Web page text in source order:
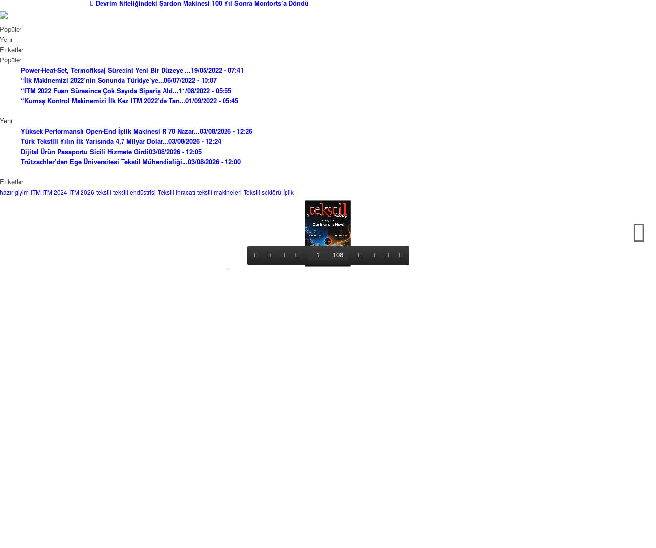
Devrim Niteliğindeki Şardon Makinesi 100 Yıl Sonra Monforts’a Döndü
Popüler
Yeni
Etiketler
Popüler
Power-Heat-Set, Termofiksaj Sürecini Yeni Bir Düzeye ...19/05/2022 - 07:41
“İlk Makinemizi 2022’nin Sonunda Türkiye’ye...06/07/2022 - 10:07
“ITM 2022 Fuarı Süresince Çok Sayıda Sipariş Ald...11/08/2022 - 05:55
“Kumaş Kontrol Makinemizi İlk Kez ITM 2022’de Tan...01/09/2022 - 05:45
Yeni
Yüksek Performanslı Open-End İplik Makinesi R 70 Nazar...03/08/2026 - 12:26
Türk Tekstili Yılın İlk Yarısında 4,7 Milyar Dolar...03/08/2026 - 12:24
Dijital Ürün Pasaportu Sicili Hizmete Girdi03/08/2026 - 12:05
Trützschler’den Ege Üniversitesi Tekstil Mühendisliği...03/08/2026 - 12:00
Etiketler
hazır giyim ITM ITM 2024 ITM 2026 tekstil tekstil endüstrisi Tekstil ihracatı tekstil makineleri Tekstil sektörü İplik